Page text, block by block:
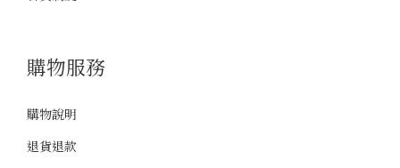
購物服務
購物說明
退貨退款